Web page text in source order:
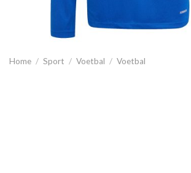
Home / Sport / Voetbal / Voetbal